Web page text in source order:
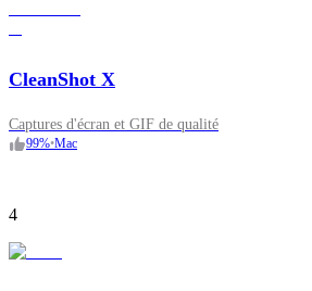
CleanShot X
Captures d'écran et GIF de qualité
99%•Mac
4